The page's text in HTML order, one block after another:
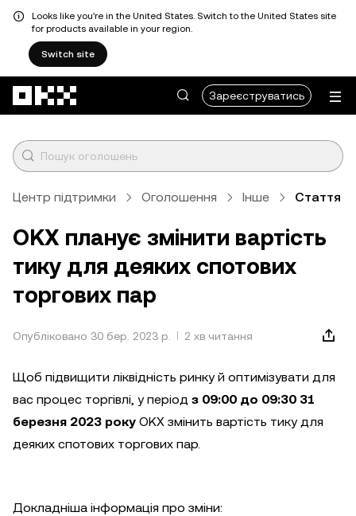
Looks like you're in the United States. Switch to the United States site
for products available in your region.
Switch site
Зареєструватись
Центр підтримки Оголошення Інше Стаття
OKX планує змінити вартість
тику для деяких спотових
торгових пар
Опубліковано 30 бер. 2023 р. 2 хв читання
Щоб підвищити ліквідність ринку й оптимізувати для
вас процес торгівлі, у період з 09:00 до 09:30 31
березня 2023 року OKX змінить вартість тику для
деяких спотових торгових пар.
Докладніша інформація про зміни: